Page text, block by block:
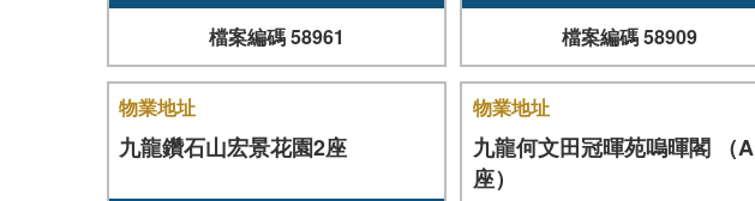
檔案編碼 58961 檔案編碼 58909
物業地址
九龍鑽石山宏景花園2座
物業地址
九龍何文田冠暉苑嗚暉閣 （A
座）